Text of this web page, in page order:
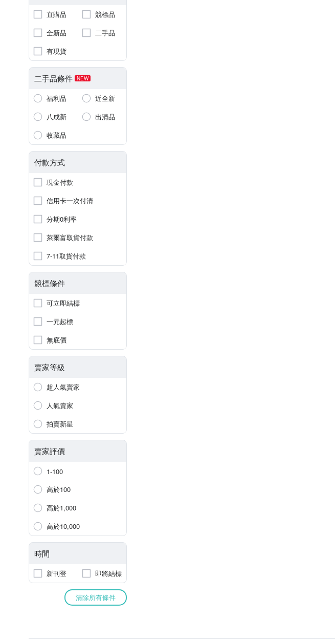
直購品
競標品
全新品
二手品
有現貨
二手品條件 NEW
福利品
近全新
八成新
出清品
收藏品
付款方式
現金付款
信用卡一次付清
分期0利率
萊爾富取貨付款
7-11取貨付款
競標條件
可立即結標
一元起標
無底價
賣家等級
超人氣賣家
人氣賣家
拍賣新星
賣家評價
1-100
高於100
高於1,000
高於10,000
時間
新刊登 即將結標
清除所有條件